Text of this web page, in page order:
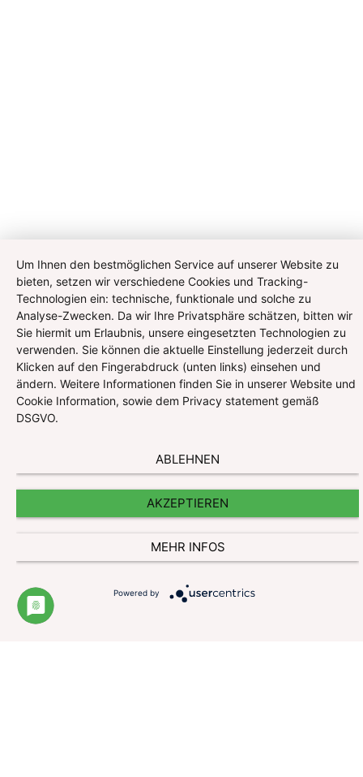
Impressum
Datenschutzerklärung
Um Ihnen den bestmöglichen Service auf unserer Website zu
bieten, setzen wir verschiedene Cookies und Tracking-
Technologien ein: technische, funktionale und solche zu
Analyse-Zwecken. Da wir Ihre Privatsphäre schätzen, bitten wir
Sie hiermit um Erlaubnis, unsere eingesetzten Technologien zu
verwenden. Sie können die aktuelle Einstellung jederzeit durch
Klicken auf den Fingerabdruck (unten links) einsehen und
ändern. Weitere Informationen finden Sie in unserer Website und
Cookie Information, sowie dem Privacy statement gemäß
DSGVO.
ABLEHNEN
AKZEPTIEREN
MEHR INFOS
Powered by